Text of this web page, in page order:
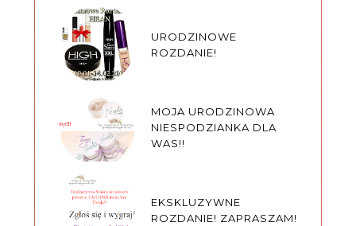
URODZINOWE
ROZDANIE!
MOJA URODZINOWA
NIESPODZIANKA DLA
WAS!!
EKSKLUZYWNE
ROZDANIE! ZAPRASZAM!